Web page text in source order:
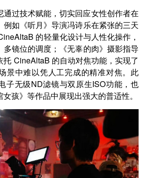
通过技术赋能，切实回应女性创作者在
例如《听月》导演冯诗乐在紧张的三天
的轻量化设计与人性化操作，
多镜位的调度；《无辜的肉》摄影指导
托 CineAltaB 的自动对焦功能，实现了
景中难以凭人工完成的精准对焦。此
子无级ND滤镜与双原生ISO功能，也
孩》等作品中展现出强大的普适性。